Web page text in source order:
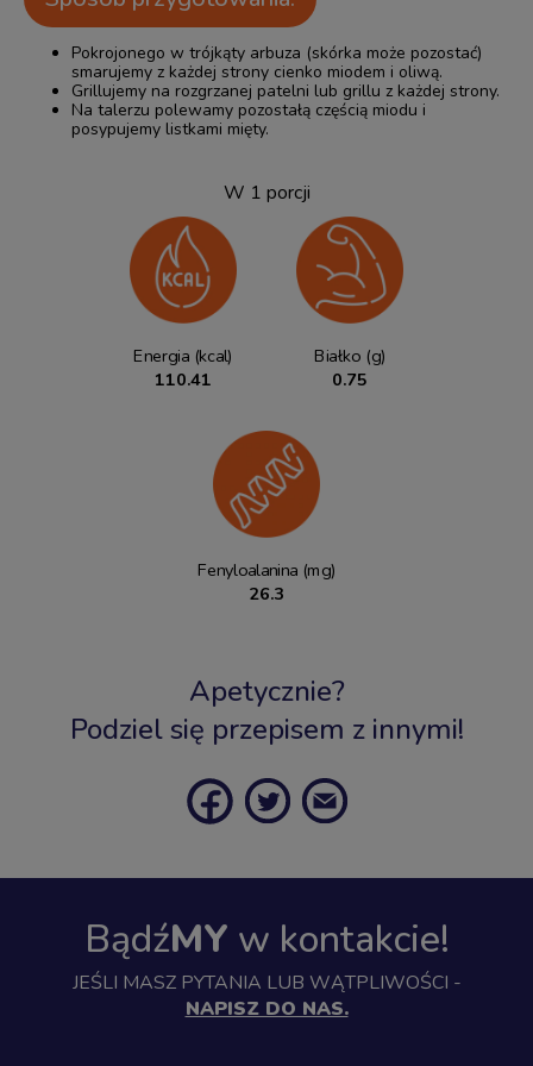
Pokrojonego w trójkąty arbuza (skórka może pozostać)
smarujemy z każdej strony cienko miodem i oliwą.
Grillujemy na rozgrzanej patelni lub grillu z każdej strony.
Na talerzu polewamy pozostałą częścią miodu i
posypujemy listkami mięty.
W 1 porcji
Energia (kcal)
110.41
Białko (g)
0.75
Fenyloalanina (mg)
26.3
Apetycznie?
Podziel się przepisem z innymi!
BądźMY w kontakcie!
JEŚLI MASZ PYTANIA LUB WĄTPLIWOŚCI -
NAPISZ DO NAS.